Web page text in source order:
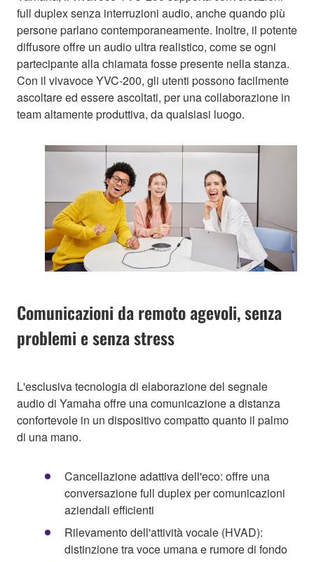
full duplex senza interruzioni audio, anche quando più
persone parlano contemporaneamente. Inoltre, il potente
diffusore offre un audio ultra realistico, come se ogni
partecipante alla chiamata fosse presente nella stanza.
Con il vivavoce YVC-200, gli utenti possono facilmente
ascoltare ed essere ascoltati, per una collaborazione in
team altamente produttiva, da qualsiasi luogo.
Comunicazioni da remoto agevoli, senza
problemi e senza stress
L'esclusiva tecnologia di elaborazione del segnale
audio di Yamaha offre una comunicazione a distanza
confortevole in un dispositivo compatto quanto il palmo
di una mano.
Cancellazione adattiva dell'eco: offre una
conversazione full duplex per comunicazioni
aziendali efficienti
Rilevamento dell'attività vocale (HVAD):
distinzione tra voce umana e rumore di fondo